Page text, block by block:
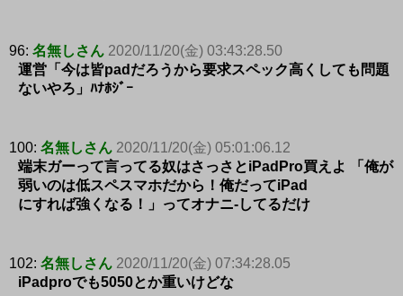
96: 名無しさん 2020/11/20(金) 03:43:28.50
運営「今は皆padだろうから要求スペック高くしても問題
ないやろ」ﾊﾅﾎｼﾞｰ
100: 名無しさん 2020/11/20(金) 05:01:06.12
端末ガーって言ってる奴はさっさとiPadPro買えよ 「俺が
弱いのは低スペスマホだから！俺だってiPad
にすれば強くなる！」ってオナニ-してるだけ
102: 名無しさん 2020/11/20(金) 07:34:28.05
iPadproでも5050とか重いけどな